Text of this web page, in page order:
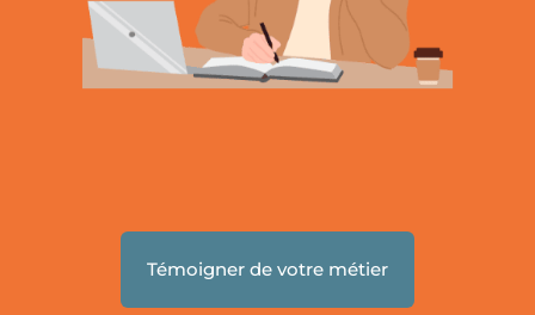
Témoigner de votre métier